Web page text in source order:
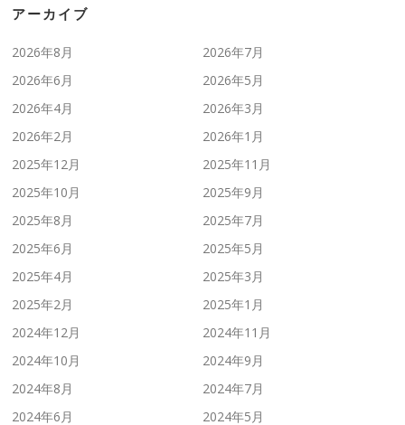
アーカイブ
2026年8月
2026年7月
2026年6月
2026年5月
2026年4月
2026年3月
2026年2月
2026年1月
2025年12月
2025年11月
2025年10月
2025年9月
2025年8月
2025年7月
2025年6月
2025年5月
2025年4月
2025年3月
2025年2月
2025年1月
2024年12月
2024年11月
2024年10月
2024年9月
2024年8月
2024年7月
2024年6月
2024年5月